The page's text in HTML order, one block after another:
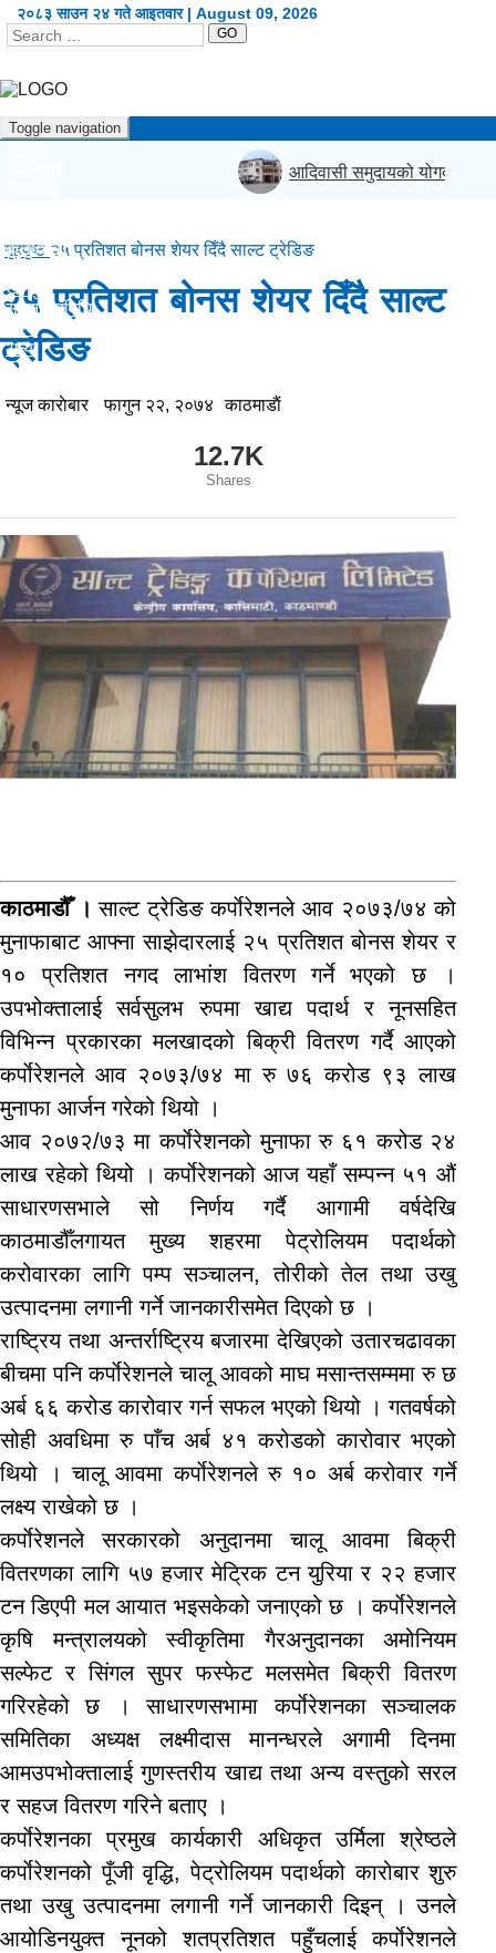
२०८३ साउन २४ गते आइतवार | August 09, 2026
GO
Toggle navigation
कला/शैली
खेलकुद
सूचना/प्रविधि
विश्व
अन्य
English
आदिवासी समुदायको योगदानलाई
गृहपृष्ठ २५ प्रतिशत बोनस शेयर दिँदै साल्ट ट्रेडिङ
२५ प्रतिशत बोनस शेयर दिँदै साल्ट
ट्रेडिङ
न्यूज काराेबार फागुन २२, २०७४ काठमाडाैं
12.7K
Shares
काठमाडौँ । साल्ट ट्रेडिङ कर्पाेरेशनले आव २०७३/७४ को
मुनाफाबाट आफ्ना साझेदारलाई २५ प्रतिशत बोनस शेयर र
१० प्रतिशत नगद लाभांश वितरण गर्ने भएको छ ।
उपभोक्तालाई सर्वसुलभ रुपमा खाद्य पदार्थ र नूनसहित
विभिन्न प्रकारका मलखादको बिक्री वितरण गर्दै आएको
कर्पाेरेशनले आव २०७३/७४ मा रु ७६ करोड ९३ लाख
मुनाफा आर्जन गरेको थियो ।
आव २०७२/७३ मा कर्पाेरेशनको मुनाफा रु ६१ करोड २४
लाख रहेको थियो । कर्पाेरेशनको आज यहाँ सम्पन्न ५१ औं
साधारणसभाले सो निर्णय गर्दै आगामी वर्षदेखि
काठमाडौँलगायत मुख्य शहरमा पेट्रोलियम पदार्थको
करोवारका लागि पम्प सञ्चालन, तोरीको तेल तथा उखु
उत्पादनमा लगानी गर्ने जानकारीसमेत दिएको छ ।
राष्ट्रिय तथा अन्तर्राष्ट्रिय बजारमा देखिएको उतारचढावका
बीचमा पनि कर्पाेरेशनले चालू आवको माघ मसान्तसम्ममा रु छ
अर्ब ६६ करोड कारोवार गर्न सफल भएको थियो । गतवर्षको
सोही अवधिमा रु पाँच अर्ब ४१ करोडको कारोवार भएको
थियो । चालू आवमा कर्पाेरेशनले रु १० अर्ब करोवार गर्ने
लक्ष्य राखेको छ ।
कर्पाेरेशनले सरकारको अनुदानमा चालू आवमा बिक्री
वितरणका लागि ५७ हजार मेट्रिक टन युरिया र २२ हजार
टन डिएपी मल आयात भइसकेको जनाएको छ । कर्पाेरेशनले
कृषि मन्त्रालयको स्वीकृतिमा गैरअनुदानका अमोनियम
सल्फेट र सिंगल सुपर फस्फेट मलसमेत बिक्री वितरण
गरिरहेको छ । साधारणसभामा कर्पाेरेशनका सञ्चालक
समितिका अध्यक्ष लक्ष्मीदास मानन्धरले अगामी दिनमा
आमउपभोक्तालाई गुणस्तरीय खाद्य तथा अन्य वस्तुको सरल
र सहज वितरण गरिने बताए ।
कर्पाेरेशनका प्रमुख कार्यकारी अधिकृत उर्मिला श्रेष्ठले
कर्पाेरेशनको पूँजी वृद्धि, पेट्रोलियम पदार्थको कारोबार शुरु
तथा उखु उत्पादनमा लगानी गर्ने जानकारी दिइन् । उनले
आयोडिनयुक्त नूनको शतप्रतिशत पहुँचलाई कर्पाेरेशनले